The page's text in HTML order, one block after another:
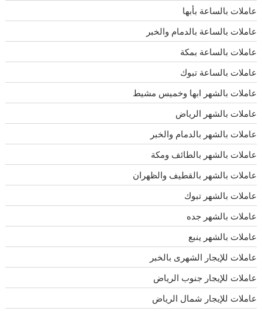
عاملات بالساعة بأبها
عاملات بالساعة بالدمام والخبر
عاملات بالساعة بمكة
عاملات بالساعة تبوك
عاملات بالشهر ابها وخميس مشيط
عاملات بالشهر الرياض
عاملات بالشهر بالدمام والخبر
عاملات بالشهر بالطائف ومكة
عاملات بالشهر بالقطيف والظهران
عاملات بالشهر تبوك
عاملات بالشهر جده
عاملات بالشهر ينبع
عاملات للإيجار الشهرى بالخبر
عاملات للإيجار جنوب الرياض
عاملات للإيجار شمال الرياض